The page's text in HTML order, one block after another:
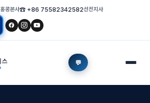
홍콩본사☎ +86 75582342582선전지사
💬